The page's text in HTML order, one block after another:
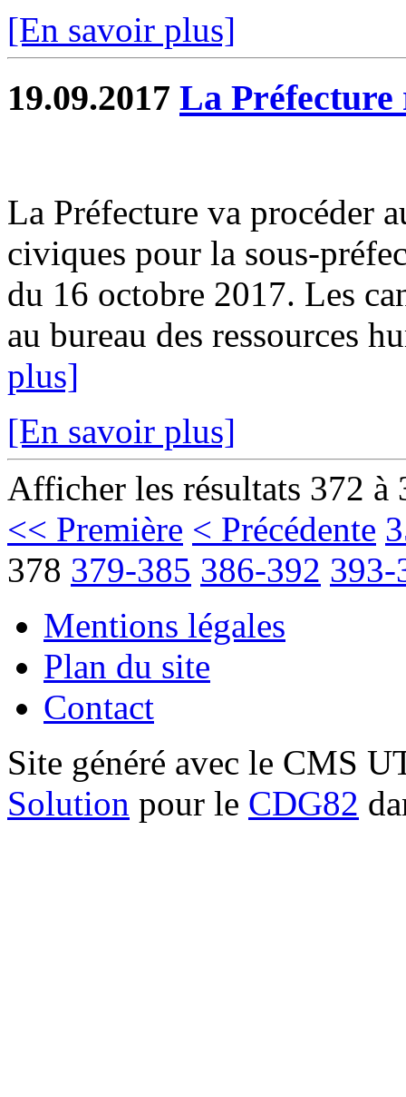
[En savoir plus]
19.09.2017 La Préfecture
La Préfecture va procéder
civiques pour la sous-
du 16 octobre 2017. Les
au bureau des ressources
plus]
[En savoir plus]
Afficher les résultats 372 à
<< Première < Précédente
378 379-385 386-392 393-
Mentions légales
Plan du site
Contact
Site généré avec le CMS
Solution pour le CDG82